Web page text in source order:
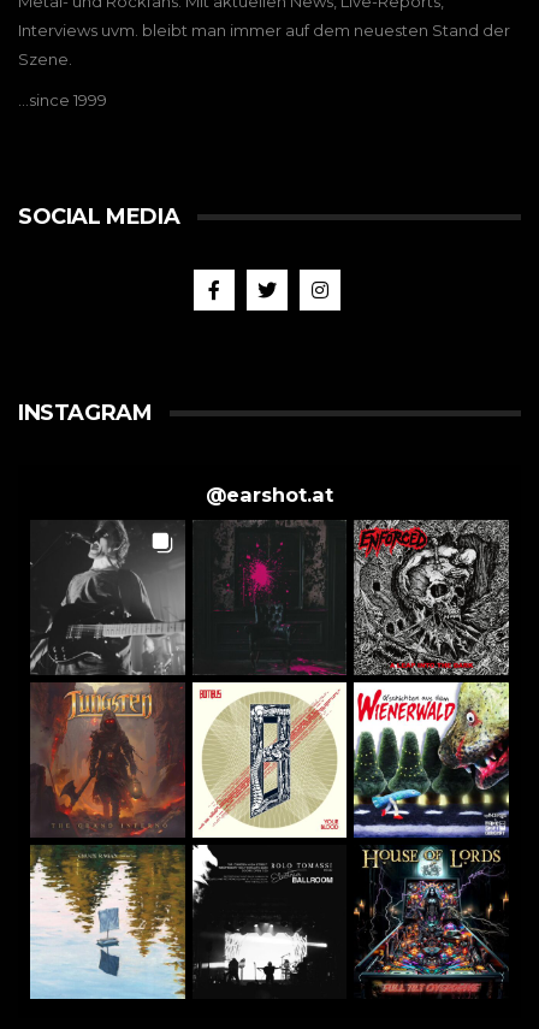
Interviews uvm. bleibt man immer auf dem neuesten Stand der
Szene.
…since 1999
SOCIAL MEDIA
INSTAGRAM
@earshot.at